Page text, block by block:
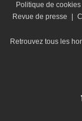
Politique de cookies
Revue de presse
Retrouvez tous les